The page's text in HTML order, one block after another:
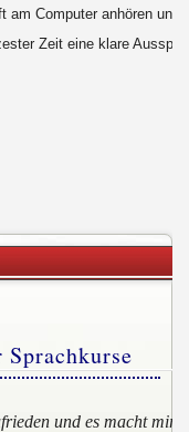
am Computer anhören und
Zeit eine klare
und es macht mir